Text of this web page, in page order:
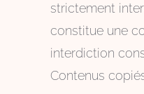
strictement
constitue une
interdiction
Contenus